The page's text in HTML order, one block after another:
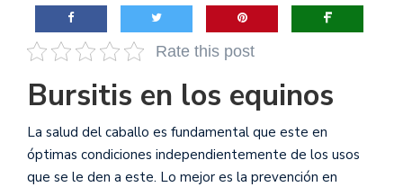
Rate this post
Bursitis en los equinos
La salud del caballo es fundamental que este en
óptimas condiciones independientemente de los usos
que se le den a este. Lo mejor es la prevención en